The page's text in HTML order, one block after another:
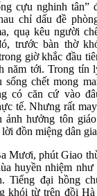
cựu nghinh tân”
chỉ dấu đề
quạ kêu người
trước bàn thờ
giờ khắc đầu
năm tới. Trong tín
sống chết mong
có căn cứ vào
tế. Nhưng rất
ảnh hưởng tôn
đồn miệng dân
Mươi, phút Giao
huyền nhiệm
Tiếng đại hồng
khói từ trên đồi